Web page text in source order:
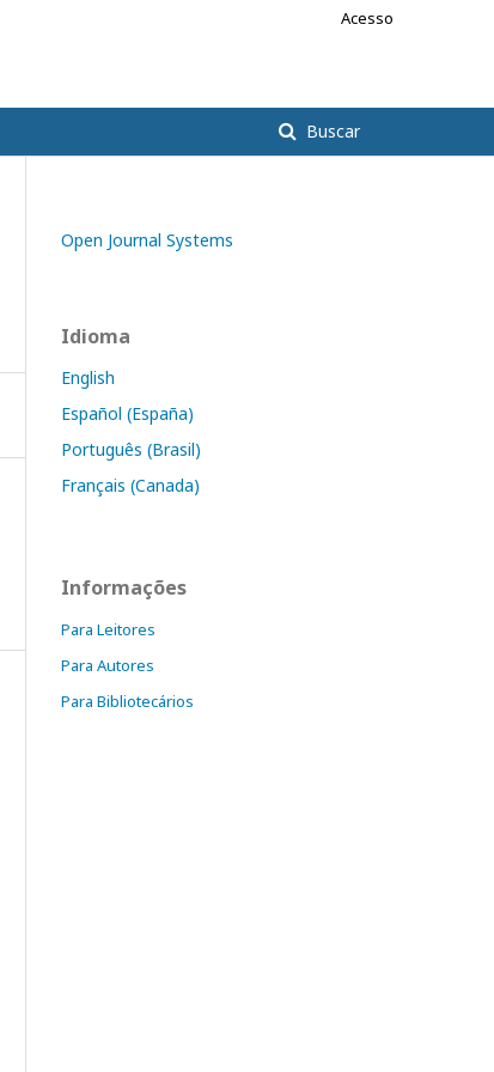
Buscar
Acesso
Open Journal Systems
Idioma
English
Español (España)
Português (Brasil)
Français (Canada)
Informações
Para Leitores
Para Autores
Para Bibliotecários